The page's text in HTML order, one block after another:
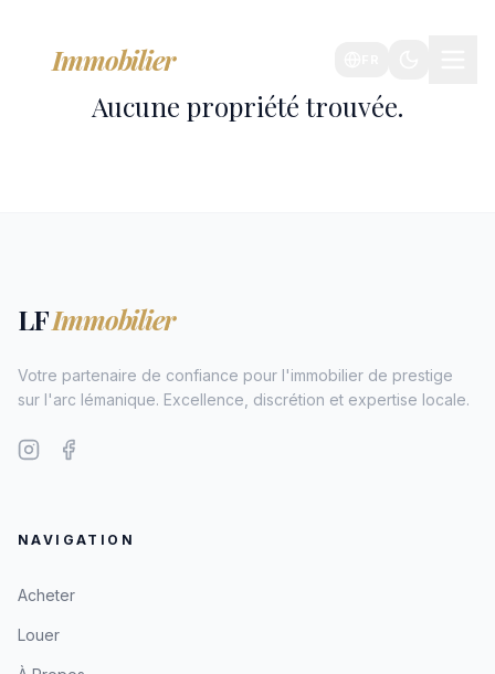
Immobilier
Aucune propriété trouvée.
LFImmobilier
Votre partenaire de confiance pour l'immobilier de prestige
sur l'arc lémanique. Excellence, discrétion et expertise locale.
NAVIGATION
Acheter
Louer